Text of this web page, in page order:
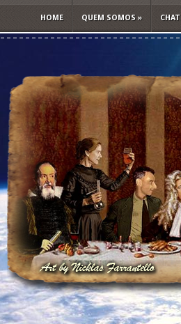
HOME QUEM SOMOS » CHAT